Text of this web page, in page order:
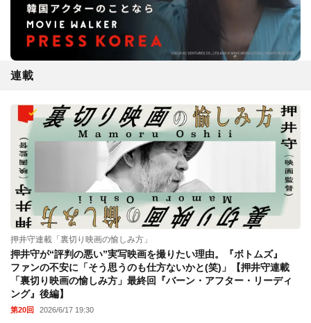
連載
押井守連載「裏切り映画の愉しみ方」
押井守が“評判の悪い”実写映画を撮りたい理由。『ボトムズ』
ファンの不安に「そう思うのも仕方ないかと(笑)」【押井守連載
「裏切り映画の愉しみ方」最終回『バーン・アフター・リーディ
ング』後編】
第20回 2026/6/17 19:30